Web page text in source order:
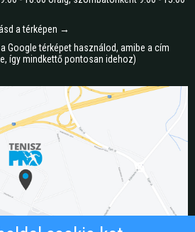
a térképen →
Google térképet használod, amibe a cím
így mindkettő pontosan idehoz)